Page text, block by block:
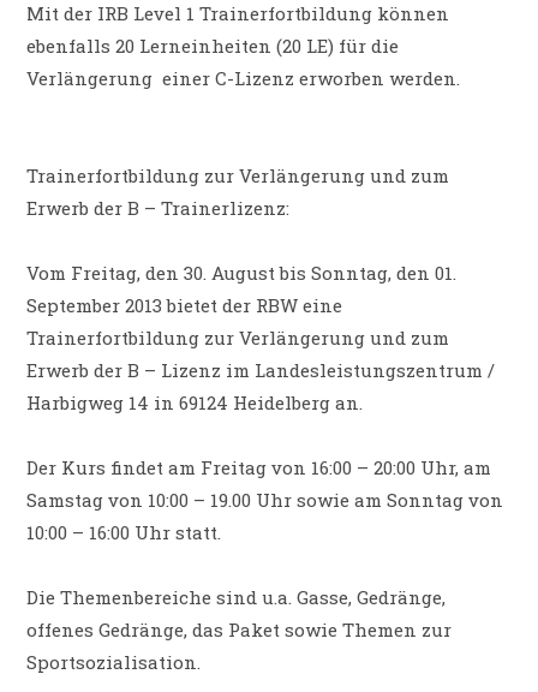
Mit der IRB Level 1 Trainerfortbildung können
ebenfalls 20 Lerneinheiten (20 LE) für die
Verlängerung einer C-Lizenz erworben werden.
Trainerfortbildung zur Verlängerung und zum
Erwerb der B – Trainerlizenz:
Vom Freitag, den 30. August bis Sonntag, den 01.
September 2013 bietet der RBW eine
Trainerfortbildung zur Verlängerung und zum
Erwerb der B – Lizenz im Landesleistungszentrum /
Harbigweg 14 in 69124 Heidelberg an.
Der Kurs findet am Freitag von 16:00 – 20:00 Uhr, am
Samstag von 10:00 – 19.00 Uhr sowie am Sonntag von
10:00 – 16:00 Uhr statt.
Die Themenbereiche sind u.a. Gasse, Gedränge,
offenes Gedränge, das Paket sowie Themen zur
Sportsozialisation.